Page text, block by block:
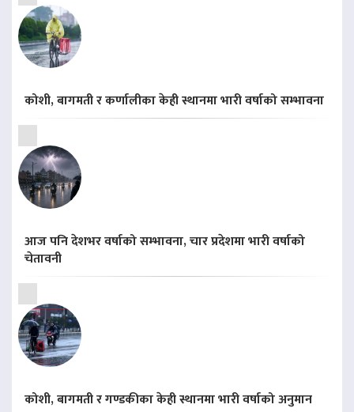
कोशी, बागमती र कर्णालीका केही स्थानमा भारी वर्षाको सम्भावना
आज पनि देशभर वर्षाको सम्भावना, चार प्रदेशमा भारी वर्षाको
चेतावनी
कोशी, बागमती र गण्डकीका केही स्थानमा भारी वर्षाको अनुमान